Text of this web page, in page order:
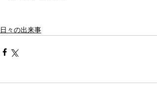
日々の出来事